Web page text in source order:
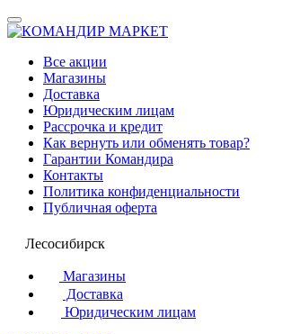
Все акции
Магазины
Доставка
Юридическим лицам
Рассрочка и кредит
Как вернуть или обменять товар?
Гарантии Командира
Контакты
Политика конфиденциальности
Публичная оферта
Лесосибирск
Магазины
Доставка
Юридическим лицам